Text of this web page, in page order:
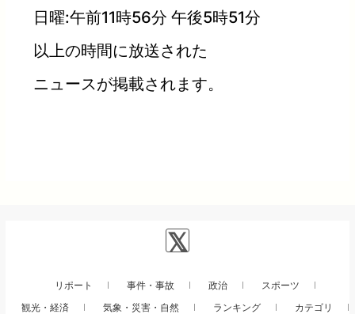
日曜:午前11時56分 午後5時51分
以上の時間に放送された
ニュースが掲載されます。
リポート 事件・事故 政治
スポーツ
観光・経済
気象・災害・自然 ランキング カテゴリ